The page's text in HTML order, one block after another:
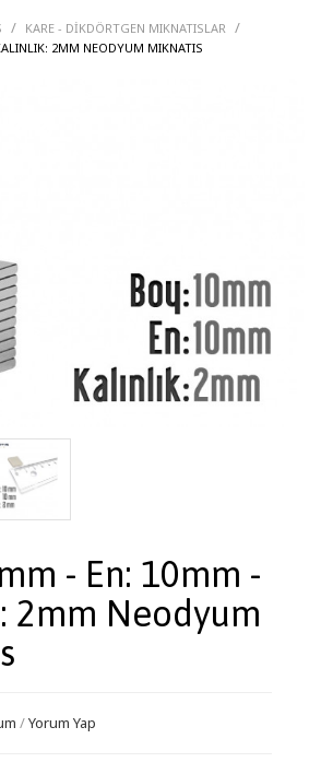
/ KARE - DIKDÖRTGEN MIKNATISLAR /
2MM NEODYUM MIKNATIS
- En: 10mm -
2mm Neodyum
/Yorum Yap